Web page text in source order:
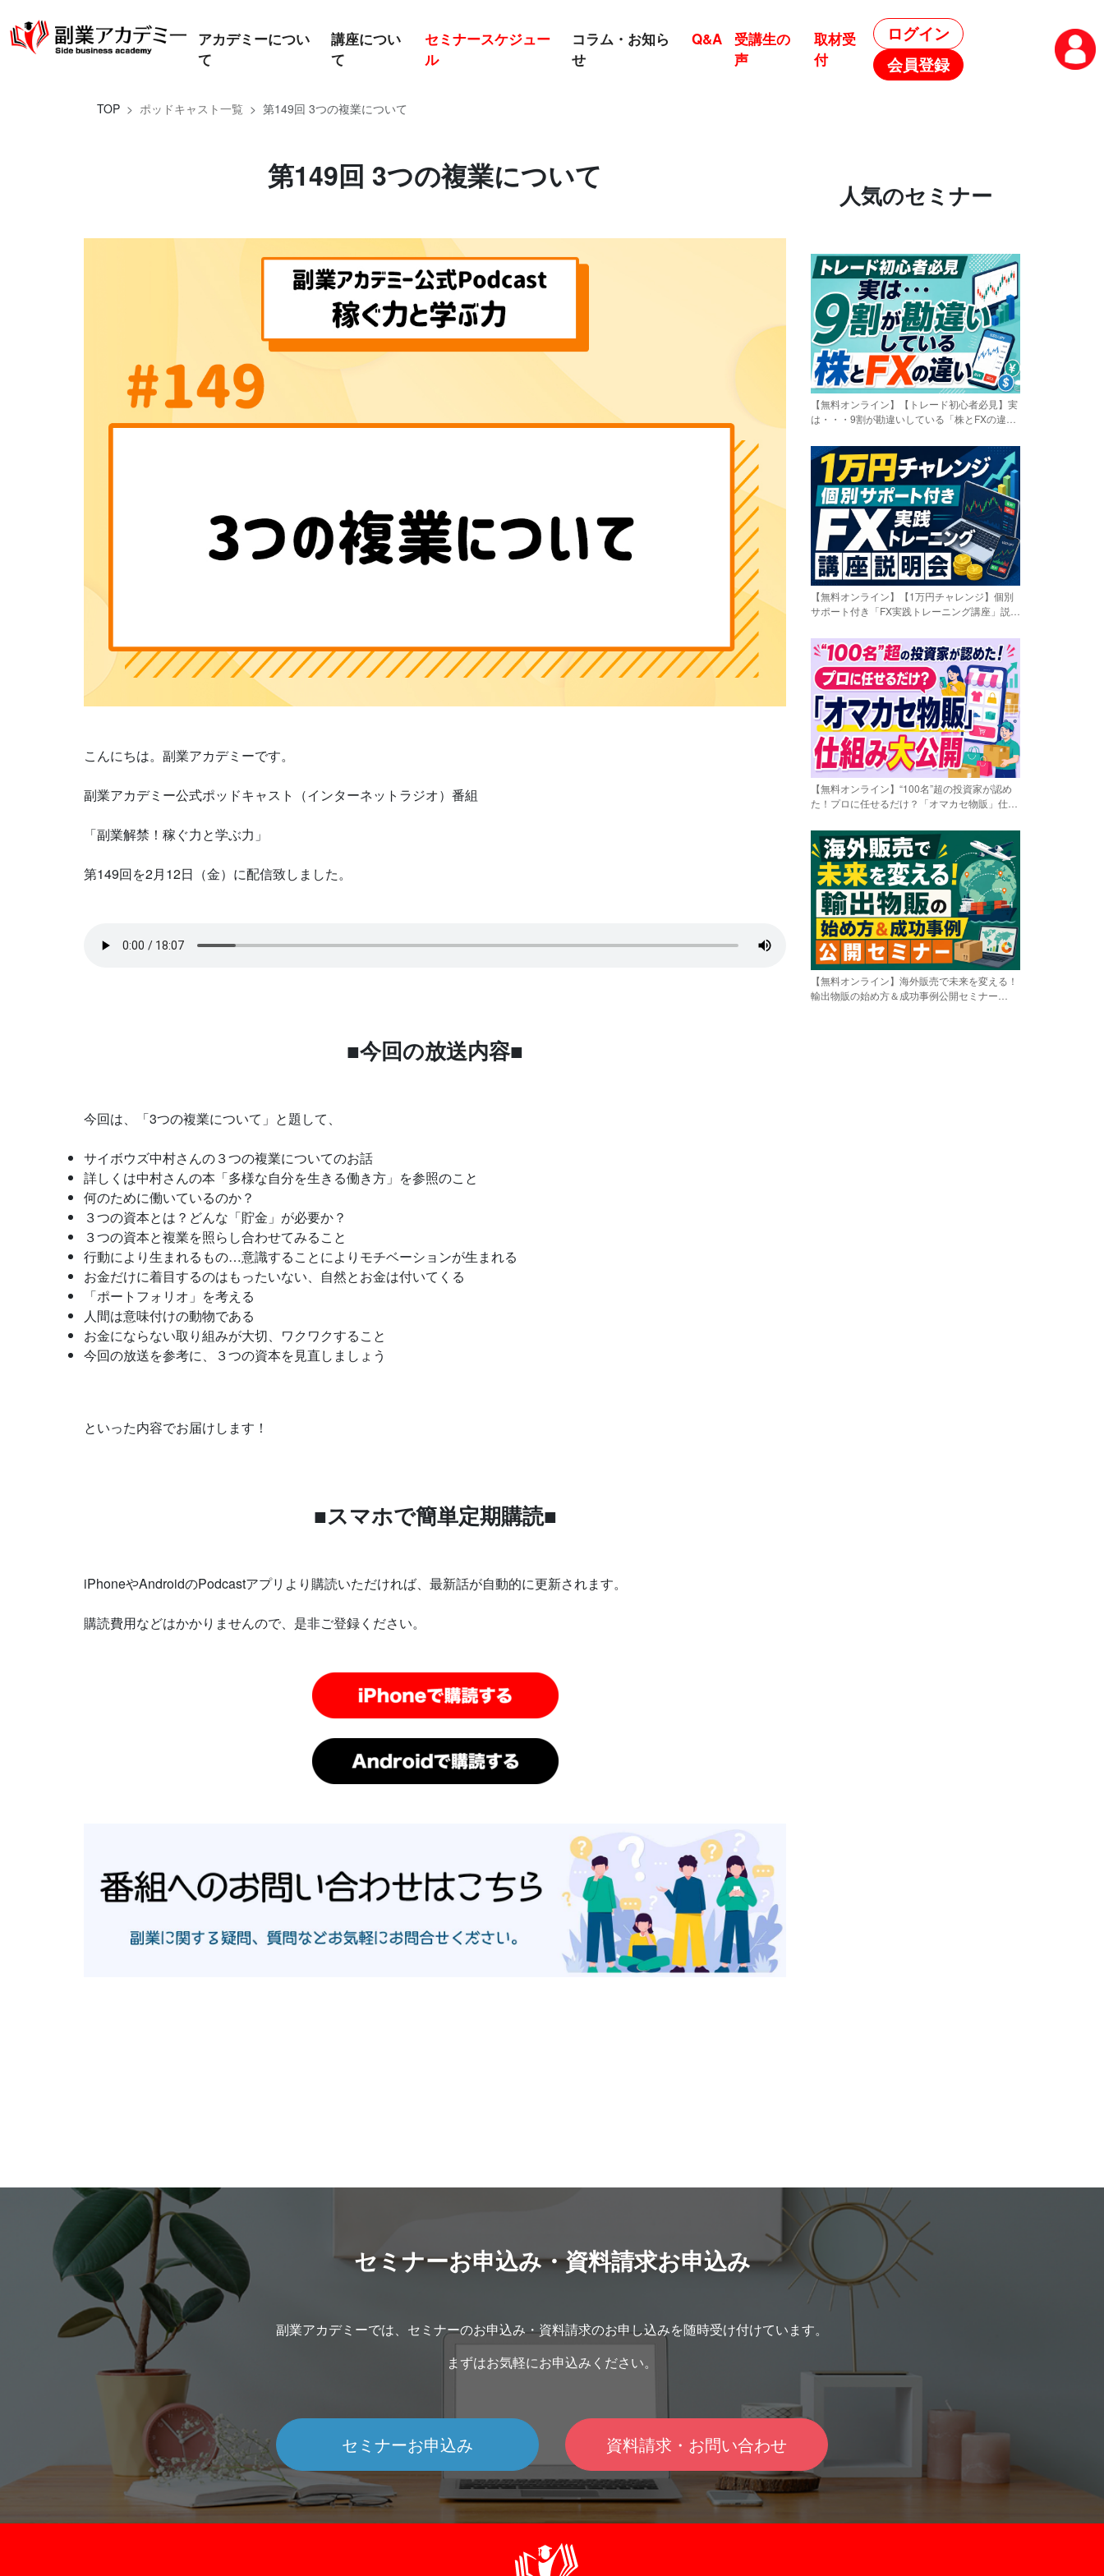
アカデミーについ
て
講座につい
て
セミナースケジュー
ル
コラム・お知ら
せ
Q&A
受講生の
声
取材受
付
ログイン
会員登録
TOP ポッドキャスト一覧 第149回 3つの複業について
第149回 3つの複業について
こんにちは。副業アカデミーです。
副業アカデミー公式ポッドキャスト（インターネットラジオ）番組
「副業解禁！稼ぐ力と学ぶ力」
第149回を2月12日（金）に配信致しました。
■今回の放送内容■
今回は、「3つの複業について」と題して、
サイボウズ中村さんの３つの複業についてのお話
詳しくは中村さんの本「多様な自分を生きる働き方」を参照のこと
何のために働いているのか？
３つの資本とは？どんな「貯金」が必要か？
３つの資本と複業を照らし合わせてみること
行動により生まれるもの…意識することによりモチベーションが生まれる
お金だけに着目するのはもったいない、自然とお金は付いてくる
「ポートフォリオ」を考える
人間は意味付けの動物である
お金にならない取り組みが大切、ワクワクすること
今回の放送を参考に、３つの資本を見直しましょう
といった内容でお届けします！
■スマホで簡単定期購読■
iPhoneやAndroidのPodcastアプリより購読いただければ、最新話が自動的に更新されます。
購読費用などはかかりませんので、是非ご登録ください。
人気のセミナー
【無料オンライン】【トレード初心者必見】実
は・・・9割が勘違いしている「株とFXの違
【無料オンライン】【1万円チャレンジ】個別
サポート付き「FX実践トレーニング講座」説明
【無料オンライン】“100名”超の投資家が認め
た！プロに任せるだけ？「オマカセ物販」仕組
【無料オンライン】海外販売で未来を変える！
輸出物販の始め方＆成功事例公開セミナー
セミナーお申込み・資料請求お申込み
副業アカデミーでは、セミナーのお申込み・資料請求のお申し込みを随時受け付けています。
まずはお気軽にお申込みください。
セミナーお申込み 資料請求・お問い合わせ